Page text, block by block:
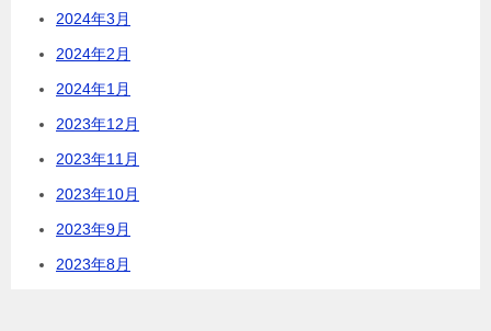
2024年3月
2024年2月
2024年1月
2023年12月
2023年11月
2023年10月
2023年9月
2023年8月